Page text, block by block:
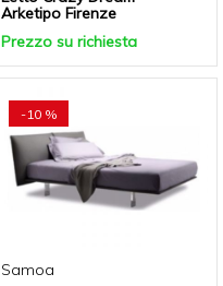
Arketipo Firenze
Prezzo su richiesta
-10 %
Samoa